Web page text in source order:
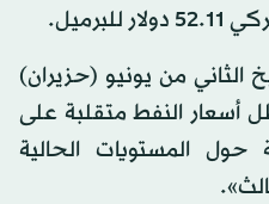
الثاني من يونيو (حزيران)
أسعار النفط متقلبة على
حول المستويات الحالية